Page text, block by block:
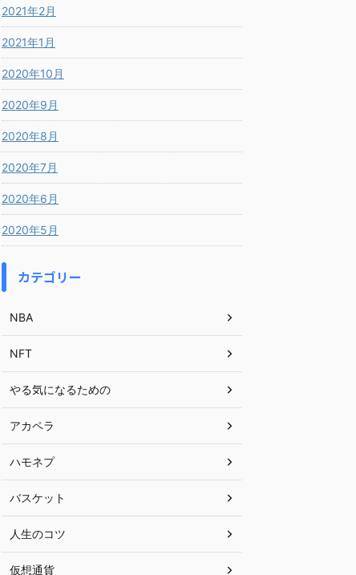
2021年2月
2021年1月
2020年10月
2020年9月
2020年8月
2020年7月
2020年6月
2020年5月
カテゴリー
NBA
NFT
やる気になるための
アカペラ
ハモネプ
バスケット
人生のコツ
仮想通貨